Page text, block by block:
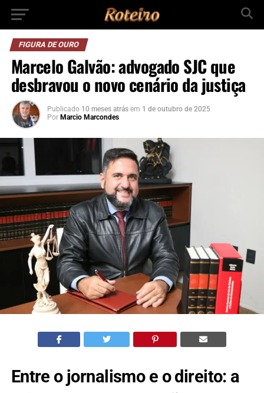
FIGURA DE OURO
Marcelo Galvão: advogado SJC que
desbravou o novo cenário da justiça
Publicado 10 meses atrás em 1 de outubro de 2025
Por Marcio Marcondes
Entre o jornalismo e o direito: a